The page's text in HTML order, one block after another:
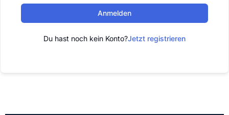
Anmelden
Du hast noch kein Konto?Jetzt registrieren